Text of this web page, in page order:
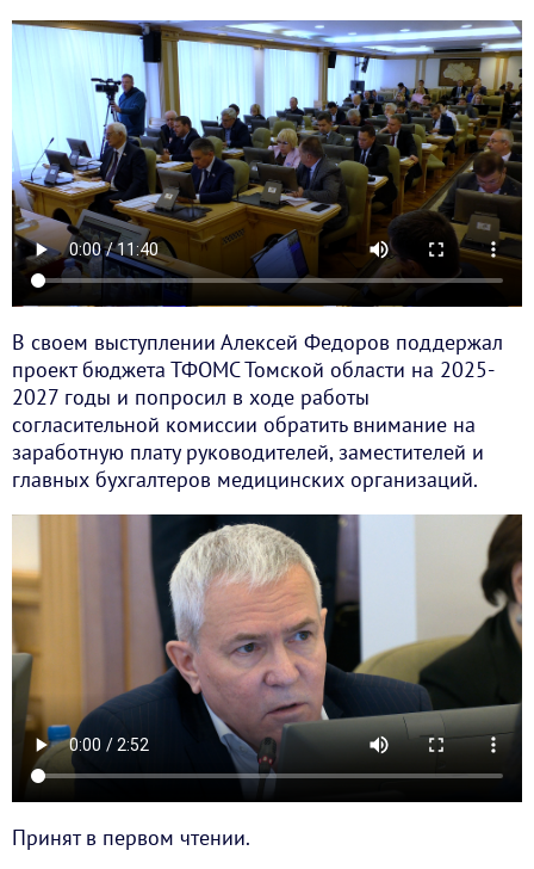
В своем выступлении Алексей Федоров поддержал
проект бюджета ТФОМС Томской области на 2025-
2027 годы и попросил в ходе работы
согласительной комиссии обратить внимание на
заработную плату руководителей, заместителей и
главных бухгалтеров медицинских организаций.
Принят в первом чтении.